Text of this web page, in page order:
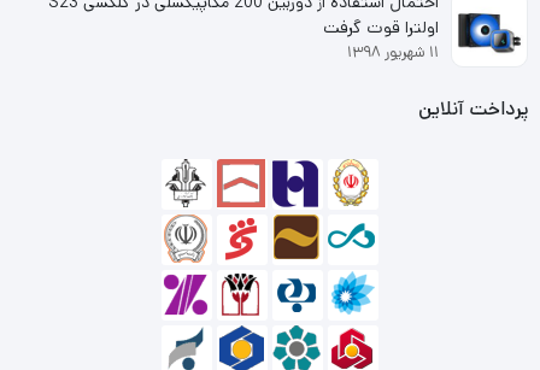
شاسی‌ها جا می‌شود. نمای جلویی طراحی منحصر به فرد کارت را با
روکش دارای اثر فیبر کربن بر روی آن برای جذابیت بصری بیشتر
است. قسمت پشتی کارت دارای یک صفحه پشتی آلومینیومی
است که اهداف مختلفی از جمله ایجاد ثبات به کارت و کمک به
طور برجسته در صفحه پشتی خودنمایی می‌کند.
بررسی کارت گرافیک XFX RX 580 GTS 8GB
اولترا قوت گرفت
۱۱ شهریور ۱۳۹۸
پرداخت آنلاین